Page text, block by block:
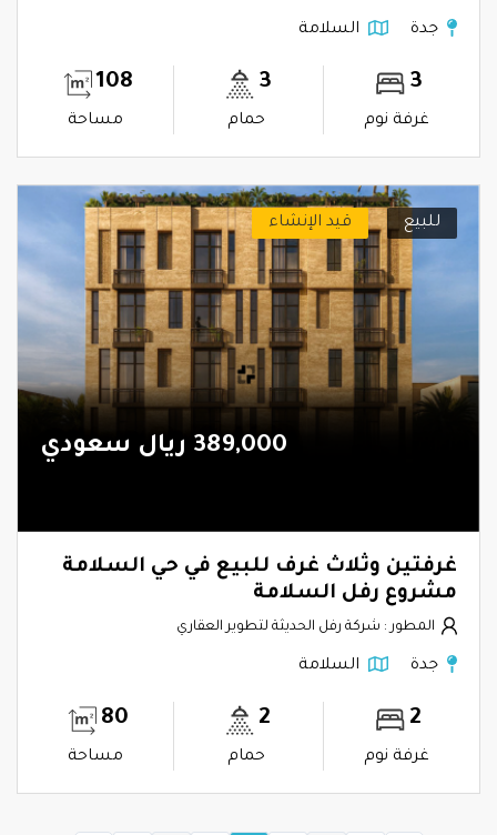
جدة السلامة
3
غرفة نوم
3
حمام
108
مساحة
للبيع قيد الإنشاء
389,000 ريال سعودي
غرفتين وثلاث غرف للبيع في حي السلامة
مشروع رفل السلامة
المطور : شركة رفل الحديثة لتطوير العقاري
جدة السلامة
2
غرفة نوم
2
حمام
80
مساحة